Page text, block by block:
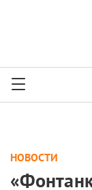
НОВОСТИ